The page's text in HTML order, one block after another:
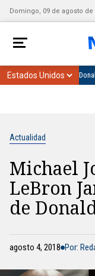
Domingo, 09 de agosto de
Actualidad
Michael
LeBron
de
agosto 4, 2018 Por: